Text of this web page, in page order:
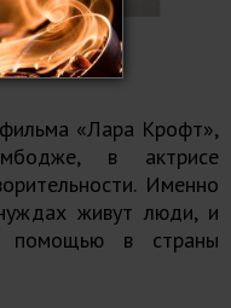
«Лара Крофт»,
в актрисе
Именно
живут люди, и
помощью в страны